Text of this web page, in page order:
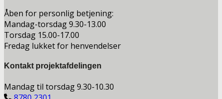
Åben for personlig betjening:
Mandag-torsdag 9.30-13.00
Torsdag 15.00-17.00
Fredag lukket for henvendelser
Kontakt projektafdelingen
Mandag til torsdag 9.30-10.30